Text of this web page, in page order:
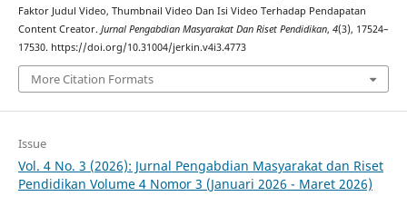
Faktor Judul Video, Thumbnail Video Dan Isi Video Terhadap Pendapatan
Content Creator. Jurnal Pengabdian Masyarakat Dan Riset Pendidikan, 4(3), 17524–
17530. https://doi.org/10.31004/jerkin.v4i3.4773
More Citation Formats
Issue
Vol. 4 No. 3 (2026): Jurnal Pengabdian Masyarakat dan Riset
Pendidikan Volume 4 Nomor 3 (Januari 2026 - Maret 2026)